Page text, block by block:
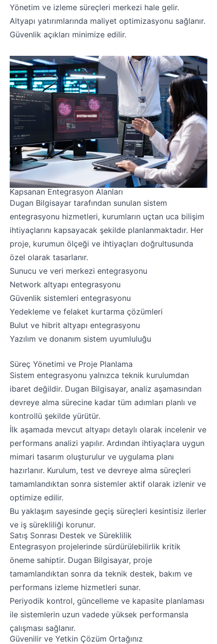
Yönetim ve izleme süreçleri merkezi hale gelir.
Altyapı yatırımlarında maliyet optimizasyonu sağlanır.
Güvenlik açıkları minimize edilir.
Kapsanan Entegrasyon Alanları
Dugan Bilgisayar tarafından sunulan sistem
entegrasyonu hizmetleri, kurumların uçtan uca bilişim
ihtiyaçlarını kapsayacak şekilde planlanmaktadır. Her
proje, kurumun ölçeği ve ihtiyaçları doğrultusunda
özel olarak tasarlanır.
Sunucu ve veri merkezi entegrasyonu
Network altyapı entegrasyonu
Güvenlik sistemleri entegrasyonu
Yedekleme ve felaket kurtarma çözümleri
Bulut ve hibrit altyapı entegrasyonu
Yazılım ve donanım sistem uyumluluğu
Süreç Yönetimi ve Proje Planlama
Sistem entegrasyonu yalnızca teknik kurulumdan
ibaret değildir. Dugan Bilgisayar, analiz aşamasından
devreye alma sürecine kadar tüm adımları planlı ve
kontrollü şekilde yürütür.
İlk aşamada mevcut altyapı detaylı olarak incelenir ve
performans analizi yapılır. Ardından ihtiyaçlara uygun
mimari tasarım oluşturulur ve uygulama planı
hazırlanır. Kurulum, test ve devreye alma süreçleri
tamamlandıktan sonra sistemler aktif olarak izlenir ve
optimize edilir.
Bu yaklaşım sayesinde geçiş süreçleri kesintisiz ilerler
ve iş sürekliliği korunur.
Satış Sonrası Destek ve Süreklilik
Entegrasyon projelerinde sürdürülebilirlik kritik
öneme sahiptir. Dugan Bilgisayar, proje
tamamlandıktan sonra da teknik destek, bakım ve
performans izleme hizmetleri sunar.
Periyodik kontrol, güncelleme ve kapasite planlaması
ile sistemlerin uzun vadede yüksek performansla
çalışması sağlanır.
Güvenilir ve Yetkin Çözüm Ortağınız